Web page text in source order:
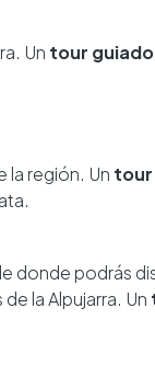
Un tour guiado
la región. Un tour
donde podrás
la Alpujarra. Un